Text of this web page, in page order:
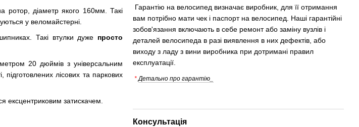
ротор, діаметр якого 160мм. Такі
у веломайстерні.
Такі втулки дуже просто
20 дюймів з універсальним
лісових та паркових
ексцентриковим затискачем.
Гарантію на велосипед визначає виробник, для її отримання
вам потрібно мати чек і паспорт на велосипед. Наші гарантійні
зобов'язання включають в себе ремонт або заміну вузлів і
деталей велосипеда в разі виявлення в них дефектів, або
виходу з ладу з вини виробника при дотримані правил
експлуатації.
* Детально про гарантію_
Консультація